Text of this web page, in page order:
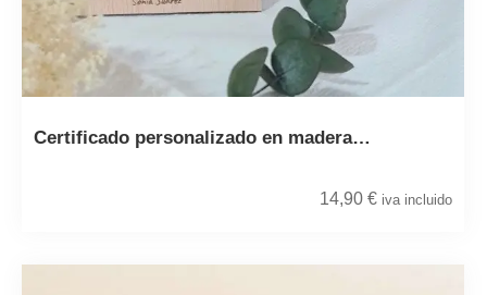
Certificado personalizado en madera…
14,90 € iva incluido